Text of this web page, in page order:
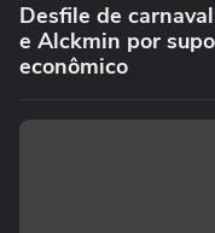
Desfile de
e Alckmin por
econômico